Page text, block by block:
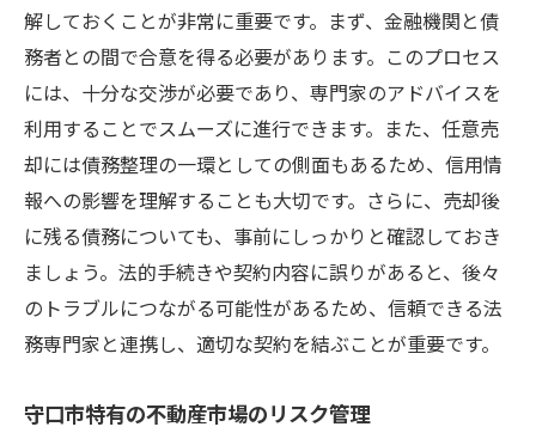
解しておくことが非常に重要です。まず、金融機関と債
務者との間で合意を得る必要があります。このプロセス
には、十分な交渉が必要であり、専門家のアドバイスを
利用することでスムーズに進行できます。また、任意売
却には債務整理の一環としての側面もあるため、信用情
報への影響を理解することも大切です。さらに、売却後
に残る債務についても、事前にしっかりと確認しておき
ましょう。法的手続きや契約内容に誤りがあると、後々
のトラブルにつながる可能性があるため、信頼できる法
務専門家と連携し、適切な契約を結ぶことが重要です。
守口市特有の不動産市場のリスク管理